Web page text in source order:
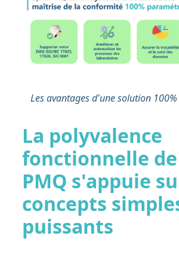
Les avantages d'une solution
La polyvalence
fonctionnelle
PMQ s'appuie
concepts
puissants